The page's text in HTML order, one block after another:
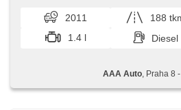
2011 188
1.4 l
Diesel
AAA Auto, Praha 8